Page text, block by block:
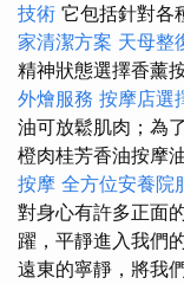
技術 它包括針對各
家清潔方案 天母整
精神狀態選擇香薰
外燴服務 按摩店選
油可放鬆肌肉；為
橙肉桂芳香油按摩
按摩 全方位安養院
對身心有許多正面
躍，平靜進入我們
遠東的寧靜，將我